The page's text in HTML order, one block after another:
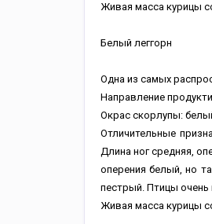
Живая масса курицы
Белый леггорн
Одна из самых
Направление
Окрас скорлупы:
Отличительные
Длина ног средняя,
оперения белый, но
пестрый. Птицы очень
Живая масса курицы